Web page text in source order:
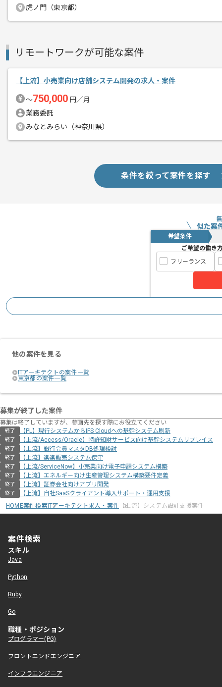
虎ノ門（東京都）
リモートワークが可能な案件
【上流】小売業向け店舗システム開発の求人・案件
〜750,000 円／月
業務委託
みなとみらい（神奈川県）
条件を絞って案件を探す
似た案
希望条件
ご希望の働き
フリーランス
他の案件を見る
ITアーキテクトの案件一覧
東京都の案件一覧
募集が終了した案件
募集は終了していますが、参画先を探す際にお役立てください
終了 【PL】現行システムからIFS Cloudへの基幹システム刷新
終了 【上流/Access/Oracle】特許知財サービス向け基幹システムリプレイス
終了 【上流】銀行会員マスタDB処理検討
終了 【上流】楽楽販売システム保守
終了 【上流/ServiceNow】小売業向け電子申請システム構築
終了 【上流】エネルギー向け生産管理システム構築要件定義
終了 【上流】証券会社向けアプリ開発
終了
【上流】自社SaaSクライアント導入サポート・運用支援
HOME案件検索ITアーキテクト求人・案件 【上流】システム設計支援案件
案件検索
スキル
Java
Python
Ruby
Go
職種・ポジション
プログラマー(PG)
フロントエンドエンジニア
インフラエンジニア